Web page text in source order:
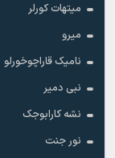
میتهات کورلر
میرو
نامیک قاراچوخورلو
نبی دمیر
نشه کارابوجک
نور جنت